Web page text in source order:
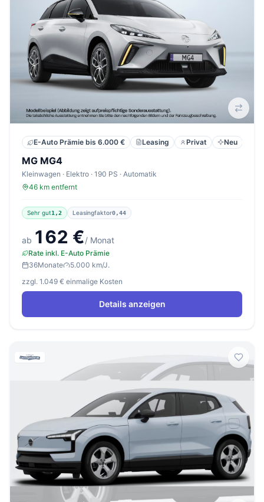
E-Auto Prämie bis 6.000 € Leasing Privat Neu
MG MG4
Kleinwagen · Elektro · 190 PS · Automatik
46 km entfernt
Sehr gut1,2 Leasingfaktor0,44
ab 162 €/ Monat
Rate inkl. E-Auto Prämie
36Monate
5.000 km/J.
zzgl. 1.049 € einmalige Kosten
Details anzeigen